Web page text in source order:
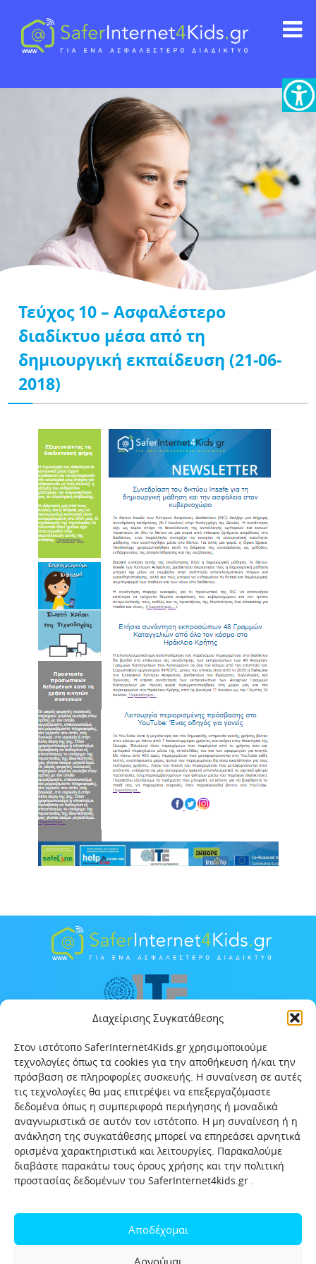
Διαχείρισης Συγκατάθεσης
Στον ιστότοπο SaferInternet4Kids.gr χρησιμοποιούμε
τεχνολογίες όπως τα cookies για την αποθήκευση ή/και την
πρόσβαση σε πληροφορίες συσκευής. Η συναίνεση σε αυτές
τις τεχνολογίες θα μας επιτρέψει να επεξεργαζόμαστε
δεδομένα όπως η συμπεριφορά περιήγησης ή μοναδικά
αναγνωριστικά σε αυτόν τον ιστότοπο. Η μη συναίνεση ή η
ανάκληση της συγκατάθεσης μπορεί να επηρεάσει αρνητικά
ορισμένα χαρακτηριστικά και λειτουργίες. Παρακαλούμε
διαβάστε παρακάτω τους όρους χρήσης και την πολιτική
προστασίας δεδομένων του SaferInternet4kids.gr .
Αποδέχομαι
Αρνούμαι
Τεύχος 10 – Ασφαλέστερο
διαδίκτυο μέσα από τη
δημιουργική εκπαίδευση (21-06-
2018)
Πολιτική προστασίας δεδομένων
Πολιτική Προστασίας Παιδιών και Εφήβων
Όροι χρήσης